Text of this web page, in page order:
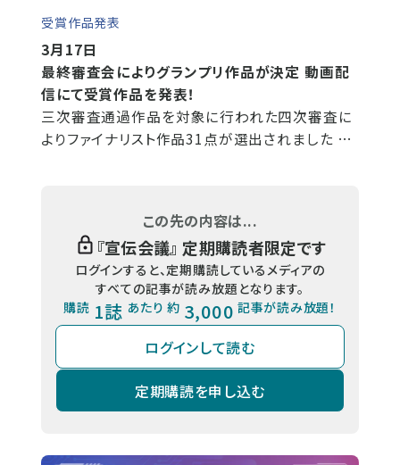
受賞作品発表
3月17日
最終審査会によりグランプリ作品が決定 動画配
信にて受賞作品を発表！
三次審査通過作品を対象に行われた四次審査に
よりファイナリスト作品31点が選出されました …
この先の内容は...
『宣伝会議』 定期購読者限定です
ログインすると、定期購読しているメディアの
すべての記事が読み放題となります。
購読 1誌 あたり 約 3,000 記事が読み放題！
ログインして読む
定期購読を申し込む